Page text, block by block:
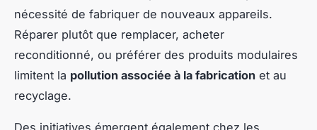
nécessité de fabriquer de nouveaux appareils.
Réparer plutôt que remplacer, acheter
reconditionné, ou préférer des produits modulaires
limitent la pollution associée à la fabrication et au
recyclage.